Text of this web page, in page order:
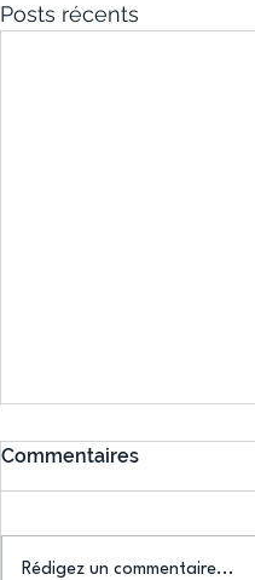
Posts récents
Commentaires
Rédigez un commentaire...